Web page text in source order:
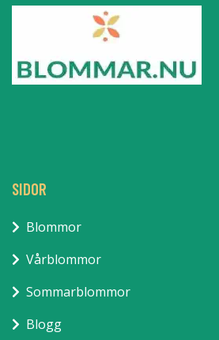
SIDOR
Blommor
Vårblommor
Sommarblommor
Blogg